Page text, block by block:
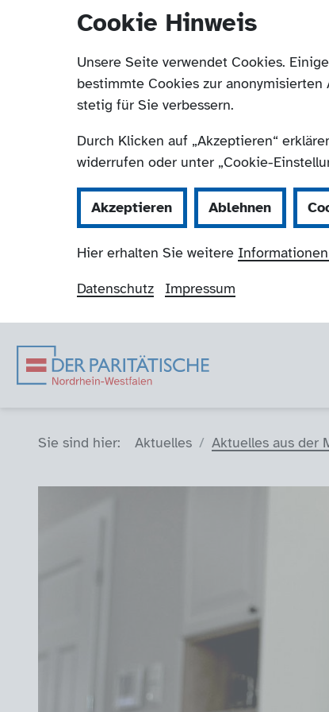
Cookie Hinweis
Unsere Seite verwendet Cookies.
bestimmte Cookies zur
stetig für Sie verbessern.
Durch Klicken auf „Akzeptieren“
widerrufen oder unter „Cookie-
Akzeptieren Ablehnen
Hier erhalten Sie weitere
Datenschutz Impressum
Der Paritätische
Navigation
Sie sind hier: Aktuelles Aktuelles aus der